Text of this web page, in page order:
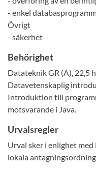
- enkel
Övrigt
- säkerhet
Behörighet
Datateknik GR (A), 22,5
Datavetenskaplig
Introduktion till
motsvarande i Java.
Urvalsregler
Urval sker i enlighet
lokala